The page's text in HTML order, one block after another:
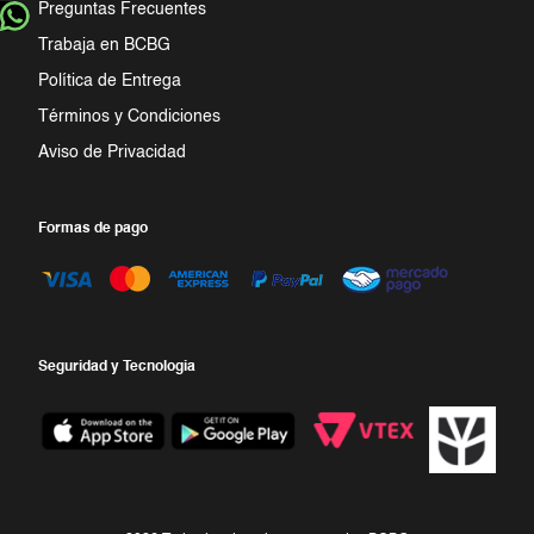
Preguntas Frecuentes
Trabaja en BCBG
Política de Entrega
Términos y Condiciones
Aviso de Privacidad
Formas de pago
Seguridad y Tecnologia